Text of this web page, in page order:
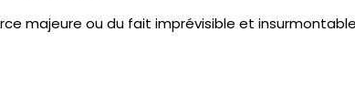
majeure ou du fait imprévisible et